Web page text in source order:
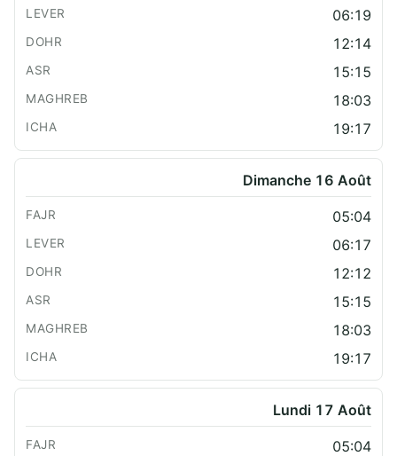
06:19
12:14
15:15
18:03
19:17
Dimanche 16 Août
05:04
06:17
12:12
15:15
18:03
19:17
Lundi 17 Août
05:04